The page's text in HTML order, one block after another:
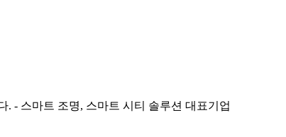
- 스마트 조명, 스마트 시티 솔루션 대표기업